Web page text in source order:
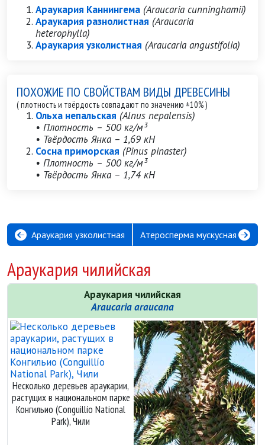
Араукария узколистная Атеросперма мускусная
Араукария чилийская
Араукария чилийская
Araucaria araucana
Несколько деревьев араукарии,
растущих в национальном парке
Конгильио (Conguillío National
Park), Чили
Араукария Каннингема (Araucaria cunninghamii)
Араукария разнолистная (Araucaria
heterophylla)
Араукария узколистная (Araucaria angustifolia)
ПОХОЖИЕ ПО СВОЙСТВАМ ВИДЫ ДРЕВЕСИНЫ
( плотность и твёрдость совпадают по значению ±10% )
Ольха непальская (Alnus nepalensis)
• Плотность – 500 кг/м³
• Твёрдость Янка – 1,69 кН
Сосна приморская (Pinus pinaster)
• Плотность – 500 кг/м³
• Твёрдость Янка – 1,74 кН